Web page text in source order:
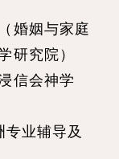
婚姻与家庭
研究院）
信会神学
专业辅导及